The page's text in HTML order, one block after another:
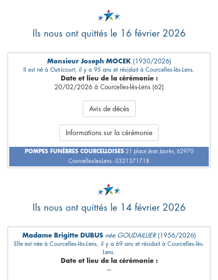
Ils nous ont quittés le 16 février 2026
Monsieur Joseph MOCEK (1930/2026)
Il est né à Ostricourt, il y a 95 ans et résidait à Courcelles-lès-Lens.
Date et lieu de la cérémonie :
20/02/2026 à Courcelles-lès-Lens (62)
Avis de décès
Informations sur la cérémonie
POMPES FUNÈBRES COURCELLOISES21 place Jean Jaurès, 62970
Courcelles-les-Lens - 0321371718
Ils nous ont quittés le 14 février 2026
Madame Brigitte DUBUS née GOUDAILLIER (1956/2026)
Elle est née à Courcelles-lès-Lens, il y a 69 ans et résidait à Courcelles-lès-
Lens.
Date et lieu de la cérémonie :
---